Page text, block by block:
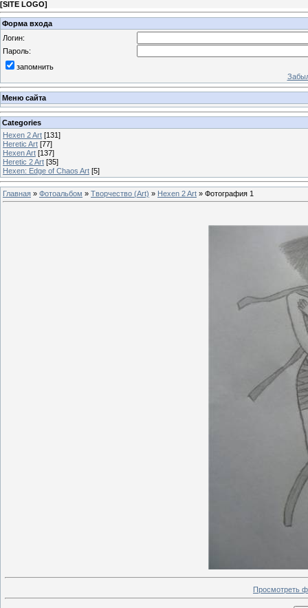
[SITE LOGO]
Форма входа
Логин:
Пароль:
запомнить
Меню сайта
Categories
Hexen 2 Art [131]
Heretic Art [77]
Hexen Art [137]
Heretic 2 Art [35]
Hexen: Edge of Chaos Art [5]
Главная » Фотоальбом » Творчество (Art) » Hexen 2 Art » Фотография 1
Просмотреть